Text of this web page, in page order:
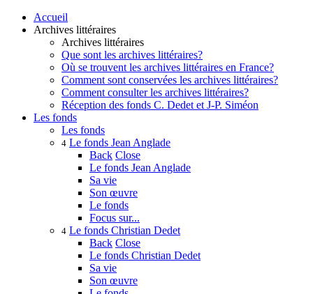
Accueil
Archives littéraires
Archives littéraires
Que sont les archives littéraires?
Où se trouvent les archives littéraires en France?
Comment sont conservées les archives littéraires?
Comment consulter les archives littéraires?
Réception des fonds C. Dedet et J-P. Siméon
Les fonds
Les fonds
4 Le fonds Jean Anglade
Back Close
Le fonds Jean Anglade
Sa vie
Son œuvre
Le fonds
Focus sur...
4 Le fonds Christian Dedet
Back Close
Le fonds Christian Dedet
Sa vie
Son œuvre